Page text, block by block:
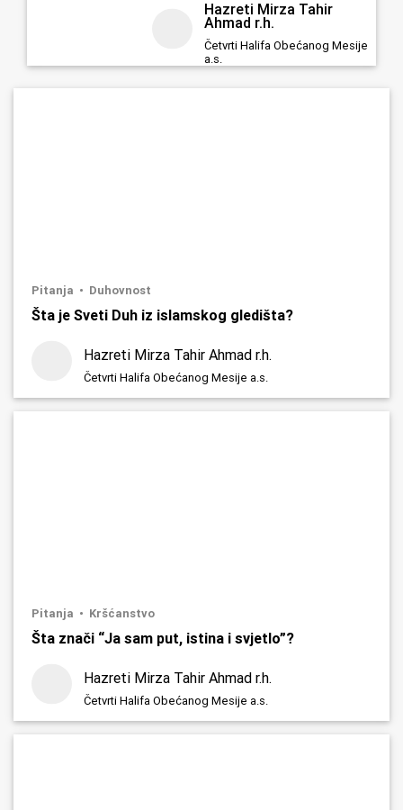
Hazreti Mirza Tahir
Ahmad r.h.
Četvrti Halifa Obećanog Mesije
a.s.
Pitanja Duhovnost
Šta je Sveti Duh iz islamskog gledišta?
Hazreti Mirza Tahir Ahmad r.h.
Četvrti Halifa Obećanog Mesije a.s.
Pitanja Kršćanstvo
Šta znači “Ja sam put, istina i svjetlo”?
Hazreti Mirza Tahir Ahmad r.h.
Četvrti Halifa Obećanog Mesije a.s.